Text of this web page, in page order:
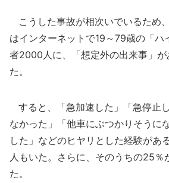
こうした事故が相次いでいるため
はインターネットで19～79歳の「ハ
者2000人に、「想定外の出来事」
た。
すると、「急加速した」「急停止
なかった」「他車にぶつかりそうに
した」などのヒヤリとした経験があ
人もいた。さらに、そのうちの25％
た。